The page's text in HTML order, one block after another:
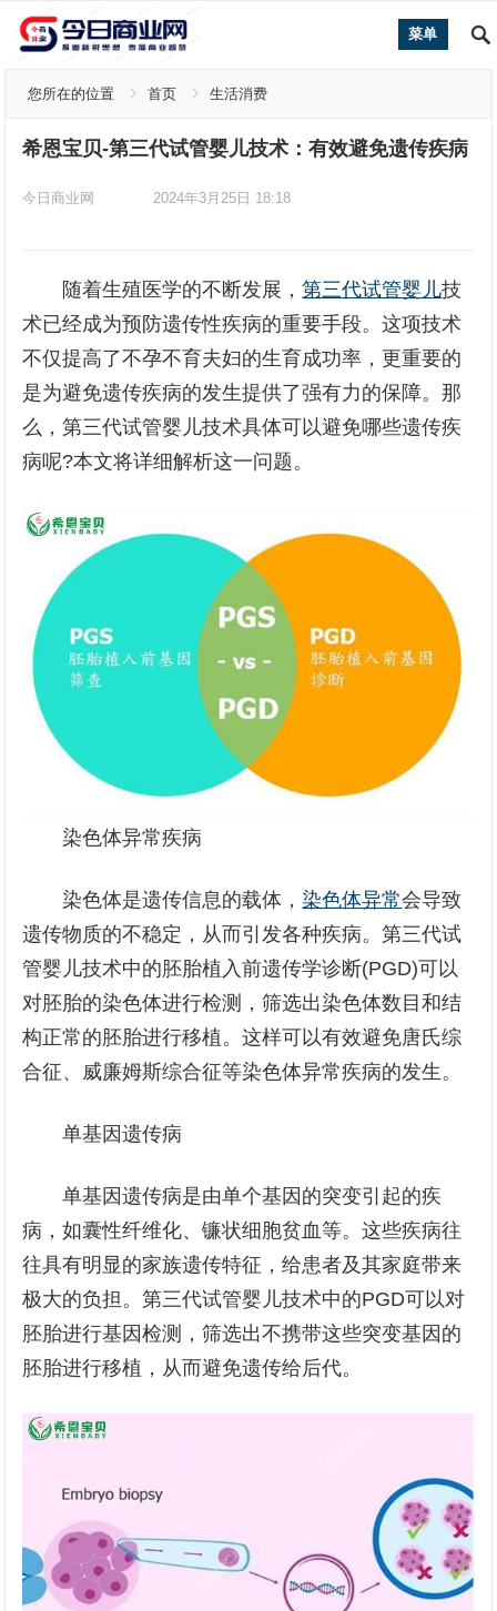
菜单
您所在的位置 首页 生活消费
希恩宝贝-第三代试管婴儿技术：有效避免遗传疾病
今日商业网 2024年3月25日 18:18
随着生殖医学的不断发展，第三代试管婴儿技
术已经成为预防遗传性疾病的重要手段。这项技术
不仅提高了不孕不育夫妇的生育成功率，更重要的
是为避免遗传疾病的发生提供了强有力的保障。那
么，第三代试管婴儿技术具体可以避免哪些遗传疾
病呢?本文将详细解析这一问题。
染色体异常疾病
染色体是遗传信息的载体，染色体异常会导致
遗传物质的不稳定，从而引发各种疾病。第三代试
管婴儿技术中的胚胎植入前遗传学诊断(PGD)可以
对胚胎的染色体进行检测，筛选出染色体数目和结
构正常的胚胎进行移植。这样可以有效避免唐氏综
合征、威廉姆斯综合征等染色体异常疾病的发生。
单基因遗传病
单基因遗传病是由单个基因的突变引起的疾
病，如囊性纤维化、镰状细胞贫血等。这些疾病往
往具有明显的家族遗传特征，给患者及其家庭带来
极大的负担。第三代试管婴儿技术中的PGD可以对
胚胎进行基因检测，筛选出不携带这些突变基因的
胚胎进行移植，从而避免遗传给后代。